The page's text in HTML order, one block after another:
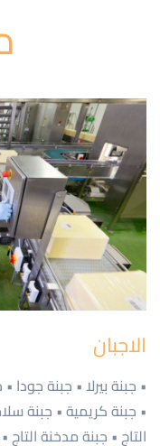
الاجبان
• جبنة بيرلا • جبنة جودا
• جبنة كريمية • جبنة
التاج • جبنة مدخنة